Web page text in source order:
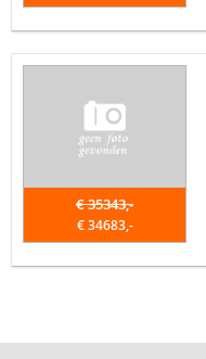
€ 35343,-
€ 34683,-